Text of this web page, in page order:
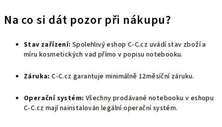
Na co si dát pozor při nákupu?
Stav zařízení: Spolehlivý eshop C-C.cz uvádí stav zboží a
míru kosmetických vad přímo v popisu notebooku.
Záruka: C-C.cz garantuje minimálně 12měsíční záruku.
Operační systém: Všechny prodávané notebooku v eshopu
C-C.cz mají nainstalován legální operační systém.